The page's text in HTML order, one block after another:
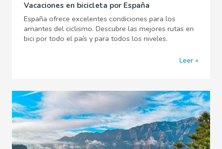
Vacaciones en bicicleta por España
España ofrece excelentes condiciones para los
amantes del ciclismo. Descubre las mejores rutas en
bici por todo el país y para todos los niveles.
Leer